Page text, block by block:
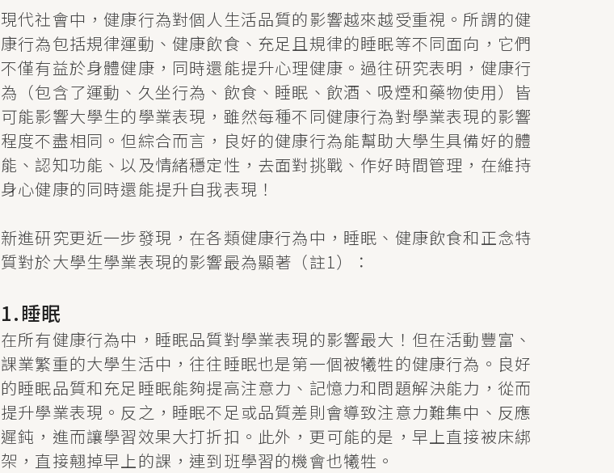
現代社會中，健康行為對個人生活品質的影響越來越受重視。所謂的健
康行為包括規律運動、健康飲食、充足且規律的睡眠等不同面向，它們
不僅有益於身體健康，同時還能提升心理健康。過往研究表明，健康行
為（包含了運動、久坐行為、飲食、睡眠、飲酒、吸煙和藥物使用）皆
可能影響大學生的學業表現，雖然每種不同健康行為對學業表現的影響
程度不盡相同。但綜合而言，良好的健康行為能幫助大學生具備好的體
能、認知功能、以及情緒穩定性，去面對挑戰、作好時間管理，在維持
身心健康的同時還能提升自我表現！
新進研究更近一步發現，在各類健康行為中，睡眠、健康飲食和正念特
質對於大學生學業表現的影響最為顯著（註1）：
1.睡眠
在所有健康行為中，睡眠品質對學業表現的影響最大！但在活動豐富、
課業繁重的大學生活中，往往睡眠也是第一個被犧牲的健康行為。良好
的睡眠品質和充足睡眠能夠提高注意力、記憶力和問題解決能力，從而
提升學業表現。反之，睡眠不足或品質差則會導致注意力難集中、反應
遲鈍，進而讓學習效果大打折扣。此外，更可能的是，早上直接被床綁
架，直接翹掉早上的課，連到班學習的機會也犧牲。